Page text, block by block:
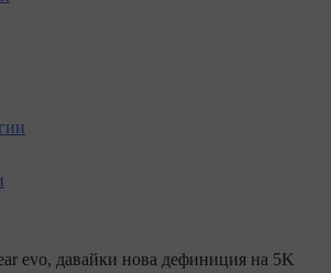
evo, давайки нова дефиниция на 5K